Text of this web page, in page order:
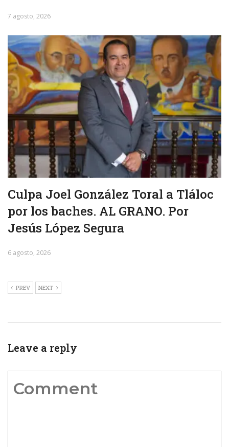
7 agosto, 2026
Culpa Joel González Toral a Tláloc
por los baches. AL GRANO. Por
Jesús López Segura
6 agosto, 2026
PREV NEXT
Leave a reply